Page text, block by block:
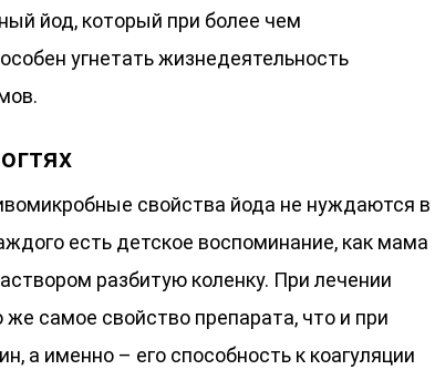
йод, который при более чем
угнетать жизнедеятельность
свойства йода не нуждаются в
есть детское воспоминание, как мама
разбитую коленку. При лечении
самое свойство препарата, что и при
а именно – его способность к коагуляции